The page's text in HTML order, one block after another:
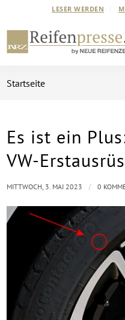
LESER WERDEN
Startseite
Es ist ein
VW-
MITTWOCH, 3. MAI 2023 / 0